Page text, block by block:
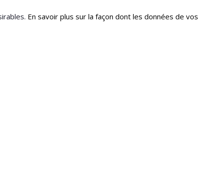
En savoir plus sur la façon dont les données de vos